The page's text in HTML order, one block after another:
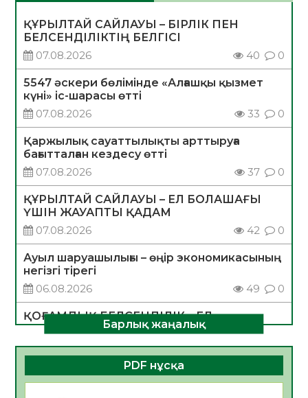
ҚҰРЫЛТАЙ САЙЛАУЫ – БІРЛІК ПЕН
БЕЛСЕНДІЛІКТІҢ БЕЛГІСІ
07.08.2026
40 0
5547 әскери бөлімінде «Алғашқы қызмет
күні» іс-шарасы өтті
07.08.2026
33 0
Қаржылық сауаттылықты арттыруға
бағытталған кездесу өтті
07.08.2026
37 0
ҚҰРЫЛТАЙ САЙЛАУЫ – ЕЛ БОЛАШАҒЫ
ҮШІН ЖАУАПТЫ ҚАДАМ
07.08.2026
42 0
Ауыл шаруашылығы – өңір экономикасының
негізгі тірегі
06.08.2026
49 0
ҚОҒАМДЫҚ БЕЛСЕНДІЛІК – ЕЛ
ДАМУЫНЫҢ НЕГІЗІ
06.08.2026
47 0
ҚҰРЫЛТАЙ САЙЛАУЫ – БОЛАШАҚҚА
Барлық жаңалық
PDF нұсқа